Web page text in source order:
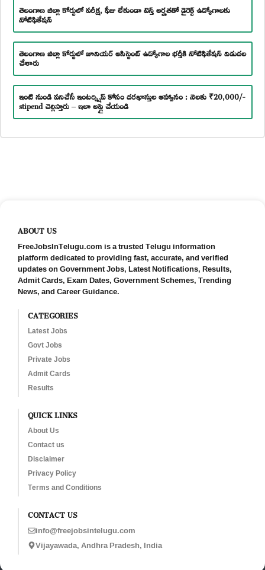
తెలంగాణ జిల్లా కోర్టులో పరీక్ష, ఫీజు లేకుండా టెన్త్ అర్హతతో డైరెక్ట్ ఉద్యోగాలకు
నోటిఫికేషన్
తెలంగాణ జిల్లా కోర్టులో జూనియర్ అసిస్టెంట్ ఉద్యోగాల భర్తీకి నోటిఫికేషన్ విడుదల
చేశారు
ఇంటి నుండి పనిచేసే ఇంటర్న్షిప్ కోసం దరఖాస్తుల ఆహ్వానం : నెలకు ₹20,000/-
stipend చెల్లిస్తారు – ఇలా అప్లై చేయండి
ABOUT US
FreeJobsInTelugu.com is a trusted Telugu information
platform dedicated to providing fast, accurate, and verified
updates on Government Jobs, Latest Notifications, Results,
Admit Cards, Exam Dates, Government Schemes, Trending
News, and Career Guidance.
CATEGORIES
Latest Jobs
Govt Jobs
Private Jobs
Admit Cards
Results
QUICK LINKS
About Us
Contact us
Disclaimer
Privacy Policy
Terms and Conditions
CONTACT US
info@freejobsintelugu.com
Vijayawada, Andhra Pradesh, India